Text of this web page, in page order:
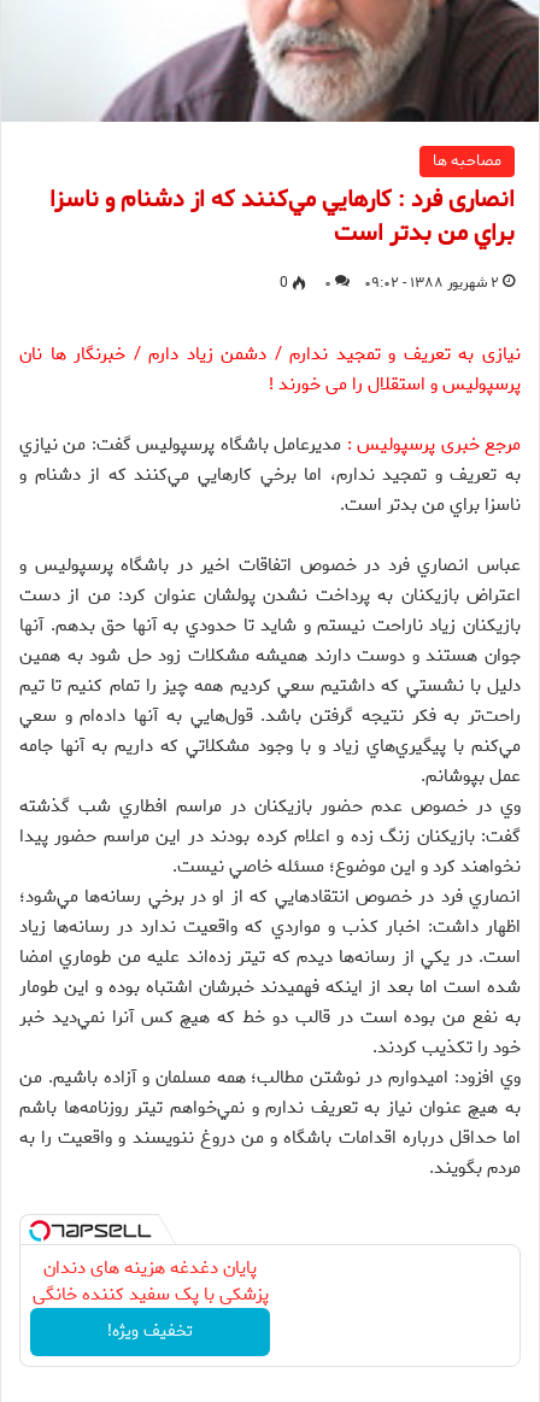
مصاحبه ها
انصاری فرد : كارهايي مي‌كنند كه از دشنام و ناسزا
براي من بدتر است
۲ شهریور ۱۳۸۸ - ۰۹:۰۲ ۰ 0
نیازی به تعریف و تمجید ندارم / دشمن زیاد دارم / خبرنگار ها نان
پرسپولیس و استقلال را می خورند !
مرجع خبری پرسپولیس : مديرعامل باشگاه پرسپوليس گفت: من نيازي
به تعريف و تمجيد ندارم، اما برخي‌ كارهايي مي‌كنند كه از دشنام و
ناسزا براي من بدتر است.
عباس انصاري فرد در خصوص اتفاقات اخير در باشگاه پرسپوليس و
اعتراض بازيكنان به پرداخت نشدن پولشان عنوان كرد: من از دست
بازيكنان زياد ناراحت نيستم و شايد تا حدودي به آنها حق بدهم. آنها
جوان هستند و دوست دارند هميشه مشكلات زود حل شود به همين
دليل با نشستي كه داشتيم سعي كرديم همه چيز را تمام كنيم تا تيم
راحت‌تر به فكر نتيجه‌ گرفتن باشد. قول‌هايي به آنها داده‌ام و سعي
مي‌كنم با پيگيري‌هاي زياد و با وجود مشكلاتي كه داريم به آنها جامه
عمل بپوشانم.
وي در خصوص عدم حضور بازيكنان در مراسم افطاري شب گذشته
گفت: بازيكنان زنگ زده و اعلام كرده بودند در اين مراسم حضور پيدا
نخواهند كرد و اين موضوع؛ مسئله‌ خاصي نيست.
انصاري فرد در خصوص انتقادهايي كه از او در برخي رسانه‌ها مي‌شود؛
اظهار داشت: اخبار كذب و مواردي كه واقعيت ندارد در رسانه‌ها زياد
است. در يكي از رسانه‌ها ديدم كه تيتر زده‌اند عليه من طوماري امضا
شده است اما بعد از اينكه فهميدند خبرشان اشتباه بوده و اين طومار
به نفع من بوده است در قالب دو خط كه هيچ كس آنرا نمي‌ديد خبر
خود را تكذيب كردند.
وي افزود: اميدوارم در نوشتن مطالب؛ همه مسلمان و آزاده باشيم. من
به هيچ عنوان نياز به تعريف ندارم و نمي‌خواهم تيتر روزنامه‌ها باشم
اما حداقل درباره اقدامات باشگاه و من دروغ ننويسند و واقعيت را به
مردم بگويند.
پایان دغدغه هزینه های دندان
پزشکی با پک سفید کننده خانگی
تخفیف ویژه!